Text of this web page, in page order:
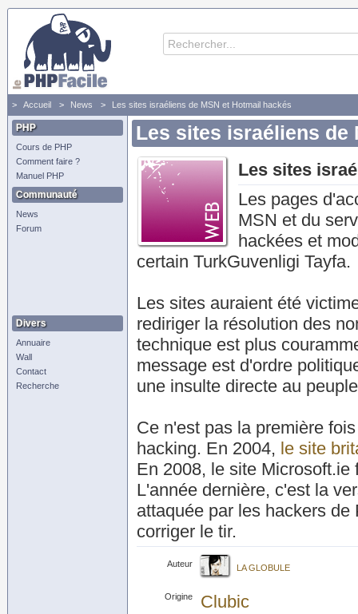
Accueil News Les sites israéliens de MSN et Hotmail hackés
PHP
Cours de PHP
Comment faire ?
Manuel PHP
Communauté
News
Forum
Divers
Annuaire
Wall
Contact
Recherche
Les sites israéliens de
Les sites
Les pages
MSN et du
hackées et
certain TurkGuvenligi Tayfa.
Les sites auraient été
rediriger la résolution des
technique est plus
message est d'ordre
une insulte directe au
Ce n'est pas la première
hacking. En 2004, le site
En 2008, le site
L'année dernière, c'est la
attaquée par les hackers
corriger le tir.
Auteur LA GLOBULE
Origine Clubic